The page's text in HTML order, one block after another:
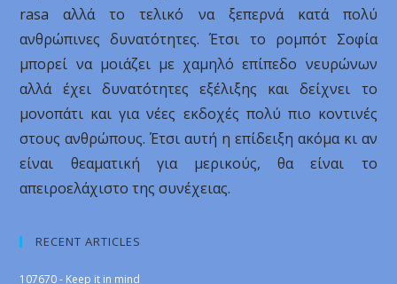
rasa αλλά το τελικό να ξεπερνά κατά πολύ
ανθρώπινες δυνατότητες. Έτσι το ρομπότ Σοφία
μπορεί να μοιάζει με χαμηλό επίπεδο νευρώνων
αλλά έχει δυνατότητες εξέλιξης και δείχνει το
μονοπάτι και για νέες εκδοχές πολύ πιο κοντινές
στους ανθρώπους. Έτσι αυτή η επίδειξη ακόμα κι αν
είναι θεαματική για μερικούς, θα είναι το
απειροελάχιστο της συνέχειας.
RECENT ARTICLES
107670 - Keep it in mind